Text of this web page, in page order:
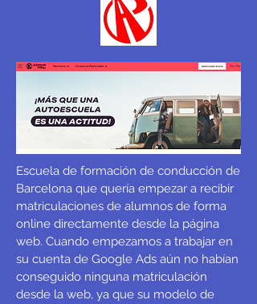
Escuela de formación de conducción de
Barcelona que quería empezar a recibir
matriculaciones de alumnos de forma
online directamente desde la página
web. Cuando empezamos a trabajar en
su cuenta de Google Ads aún no habían
conseguido ninguna matriculación
desde la web, ya que su modelo de